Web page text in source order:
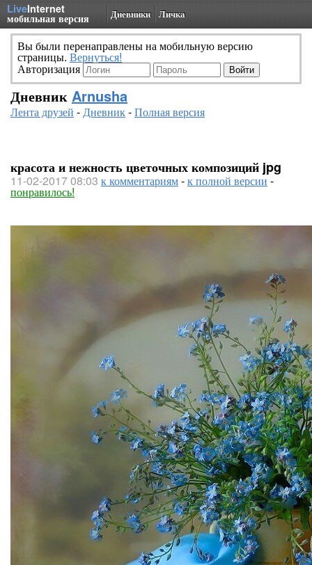
LiveInternet
мобильная версия Дневники Личка
Вы были перенаправлены на мобильную версию
страницы. Вернуться!
Авторизация
Дневник Arnusha
Лента друзей -Дневник-Полная версия
красота и нежность цветочных композиций jpg
11-02-2017 08:03 к комментариям-к полной версии -
понравилось!